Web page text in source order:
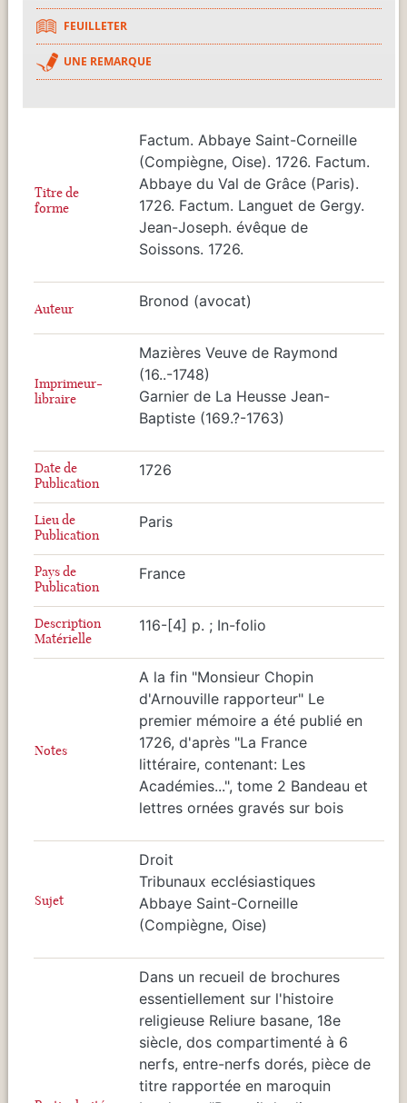
FEUILLETER
UNE REMARQUE
Titre de
forme
Factum. Abbaye Saint-Corneille
(Compiègne, Oise). 1726. Factum.
Abbaye du Val de Grâce (Paris).
1726. Factum. Languet de Gergy.
Jean-Joseph. évêque de
Soissons. 1726.
Auteur Bronod (avocat)
Imprimeur-
libraire
Mazières Veuve de Raymond
(16..-1748)
Garnier de La Heusse Jean-
Baptiste (169.?-1763)
Date de
Publication
1726
Lieu de
Publication
Paris
Pays de
Publication
France
Description
Matérielle
116-[4] p. ; In-folio
Notes
A la fin "Monsieur Chopin
d'Arnouville rapporteur" Le
premier mémoire a été publié en
1726, d'après "La France
littéraire, contenant: Les
Académies...", tome 2 Bandeau et
lettres ornées gravés sur bois
Sujet
Droit
Tribunaux ecclésiastiques
Abbaye Saint-Corneille
(Compiègne, Oise)
Dans un recueil de brochures
essentiellement sur l'histoire
religieuse Reliure basane, 18e
siècle, dos compartimenté à 6
nerfs, entre-nerfs dorés, pièce de
titre rapportée en maroquin